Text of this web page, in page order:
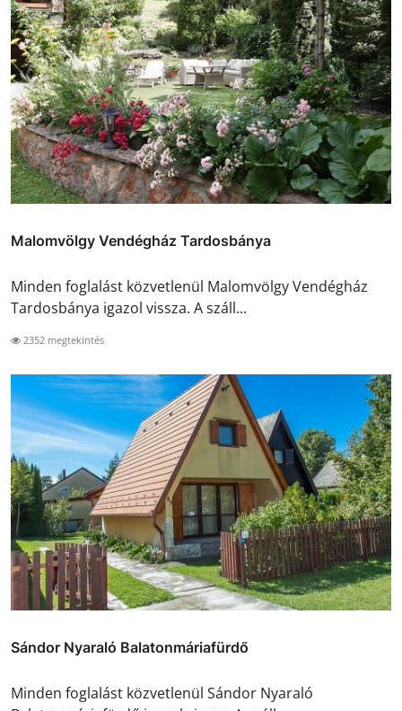
Malomvölgy Vendégház Tardosbánya
Minden foglalást közvetlenül Malomvölgy Vendégház
Tardosbánya igazol vissza. A száll...
2352 megtekintés
Sándor Nyaraló Balatonmáriafürdő
Minden foglalást közvetlenül Sándor Nyaraló